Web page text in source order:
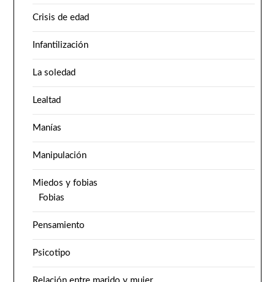
Crisis de edad
Infantilización
La soledad
Lealtad
Manías
Manipulación
Miedos y fobias
Fobias
Pensamiento
Psicotipo